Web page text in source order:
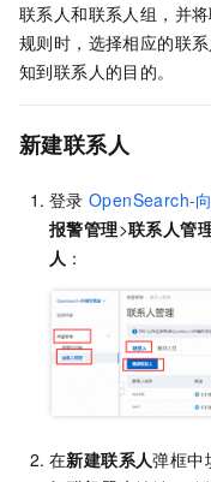
联系人和联系人组，并
规则时，选择相应的联
知到联系人的目的。
新建联系人
登录 OpenSearch-
报警管理>联系人管
人 ：
在新建联系人弹框中